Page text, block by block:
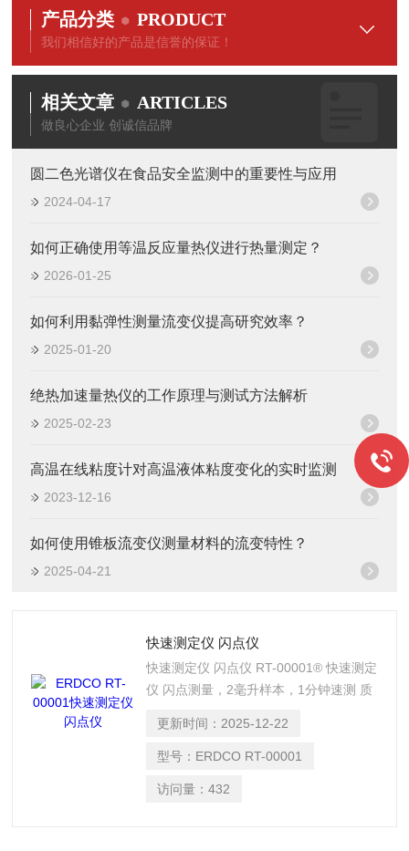
产品分类 PRODUCT
我们相信好的产品是信誉的保证！
相关文章 ARTICLES
做良心企业 创诚信品牌
圆二色光谱仪在食品安全监测中的重要性与应用
2024-04-17
如何正确使用等温反应量热仪进行热量测定？
2026-01-25
如何利用黏弹性测量流变仪提高研究效率？
2025-01-20
绝热加速量热仪的工作原理与测试方法解析
2025-02-23
高温在线粘度计对高温液体粘度变化的实时监测
2023-12-16
如何使用锥板流变仪测量材料的流变特性？
2025-04-21
快速测定仪 闪点仪
快速测定仪 闪点仪 RT-00001® 快速测定
仪 闪点测量，2毫升样本，1分钟速测 质
方。 合规性测试 – 液体在运输或处置
前，通常需按监管机构要求进行此项测
油中的燃油相对百分比，以预测发动机大
更新时间： 2025-12-22
型号： ERDCO RT-00001
访问量：432